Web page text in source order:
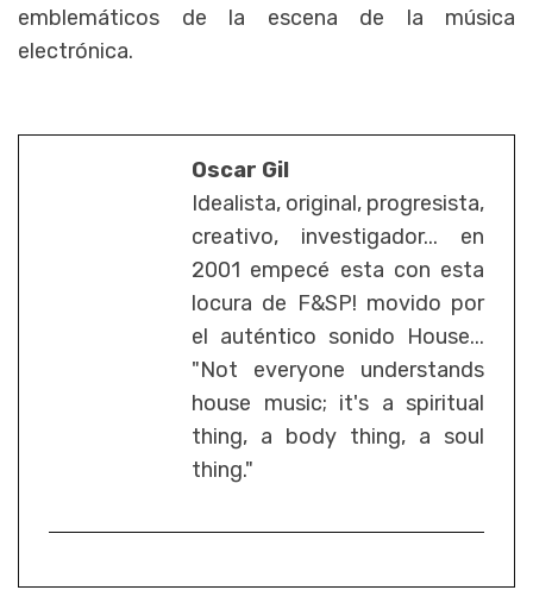
emblemáticos de la escena de la música
electrónica.
Oscar Gil
Idealista, original, progresista,
creativo, investigador... en
2001 empecé esta con esta
locura de F&SP! movido por
el auténtico sonido House...
"Not everyone understands
house music; it's a spiritual
thing, a body thing, a soul
thing."